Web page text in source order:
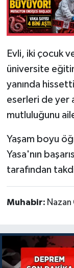
Evli, iki çocuk
üniversite
yanında
eserleri de yer
mutluluğunu
Yaşam boyu
Yasa'nın
tarafından
Muhabir: Nazan